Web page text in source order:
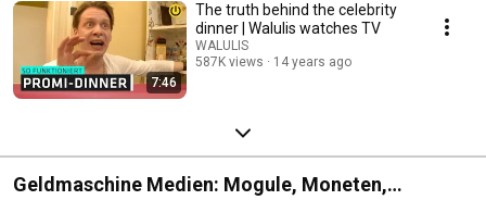
7:46
The truth behind the celebrity
dinner | Walulis watches TV
WALULIS
587K views
14 years ago
Geldmaschine Medien: Mogule, Moneten,